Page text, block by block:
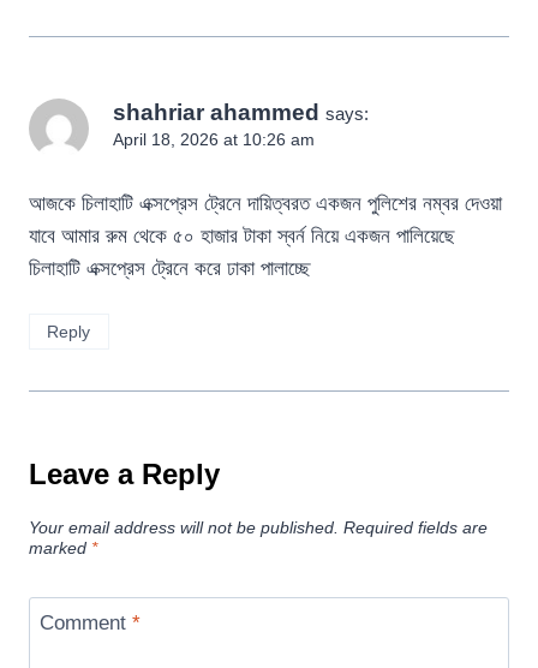
shahriar ahammed says:
April 18, 2026 at 10:26 am
আজকে চিলাহাটি এক্সপ্রেস ট্রেনে দায়িত্বরত একজন পুলিশের নম্বর দেওয়া
যাবে আমার রুম থেকে ৫০ হাজার টাকা স্বর্ন নিয়ে একজন পালিয়েছে
চিলাহাটি এক্সপ্রেস ট্রেনে করে ঢাকা পালাচ্ছে
Reply
Leave a Reply
Your email address will not be published. Required fields are
marked *
Comment *